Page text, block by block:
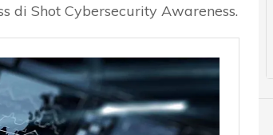
di Shot Cybersecurity Awareness.